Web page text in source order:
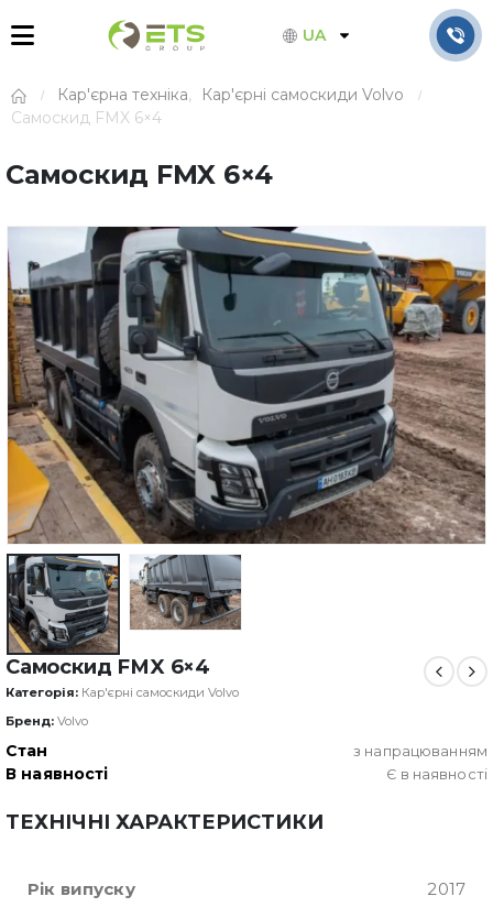
UA
Кар'єрна техніка,
Кар'єрні самоскиди Volvo
Самоскид FMX 6×4
Самоскид FMX 6×4
Самоскид FMX 6×4
Категорія: Кар'єрні самоскиди Volvo
Бренд: Volvo
Стан з напрацюванням
В наявності Є в наявності
ТЕХНІЧНІ ХАРАКТЕРИСТИКИ
Рік випуску 2017